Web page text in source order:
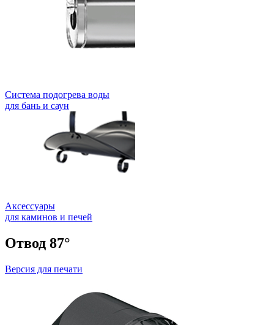
Система подогрева воды
для бань и саун
Аксессуары
для каминов и печей
Отвод 87°
Версия для печати